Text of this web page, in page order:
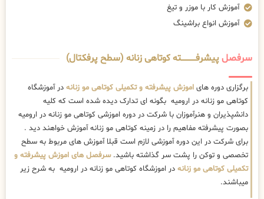
آموزش کار با موزر و تیغ
آموزش انواع براشینگ
سرفصلپیشرفــــــــــــته کوتاهی زنانه (سطح پرفکتال)
برگزاری دوره های اموزش پیشرفته و تکمیلی کوتاهی مو زنانه در آموزشگاه
کوتاهی مو زنانه در ارومیه بگونه ای تدارک دیده شده است که کلیه
دانشپذیران و هنرآموزان با شرکت در دوره اموزشی کوتاهی مو زنانه در ارومیه
بصورت پیشرفته مفاهیم را در زمینه کوتاهی مو زنانه آموزش خواهند دید .
برای شرکت در این دوره آموزشی لازم است قبلا آموزش های مربوط به سطح
تخصصی و توکن را پشت سر گذاشته باشید.سرفصل های اموزش پیشرفته و
تکمیلی کوتاهی مو زنانه در اموزشگاه کوتاهی مو زنانه در ارومیه به شرح زیر
میباشند.